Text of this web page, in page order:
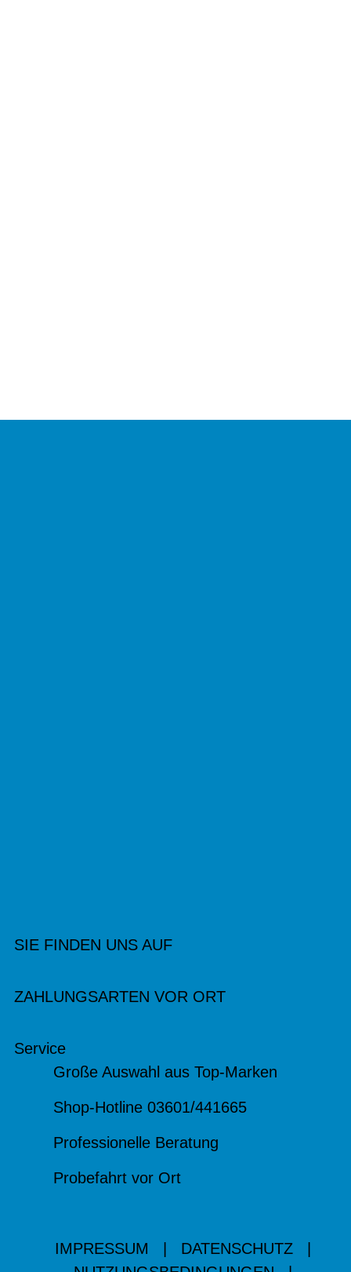
SIE FINDEN UNS AUF
ZAHLUNGSARTEN VOR ORT
Service
Große Auswahl aus Top-Marken
Shop-Hotline 03601/441665
Professionelle Beratung
Probefahrt vor Ort
IMPRESSUM DATENSCHUTZ